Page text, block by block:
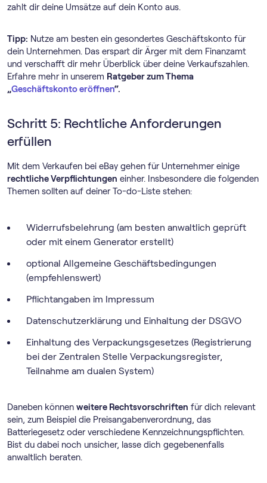
zahlt dir deine Umsätze auf dein Konto aus.
Tipp: Nutze am besten ein gesondertes Geschäftskonto für
dein Unternehmen. Das erspart dir Ärger mit dem Finanzamt
und verschafft dir mehr Überblick über deine Verkaufszahlen.
Erfahre mehr in unserem Ratgeber zum Thema
„Geschäftskonto eröffnen“.
Schritt 5: Rechtliche Anforderungen
erfüllen
Mit dem Verkaufen bei eBay gehen für Unternehmer einige
rechtliche Verpflichtungen einher. Insbesondere die folgenden
Themen sollten auf deiner To-do-Liste stehen:
Widerrufsbelehrung (am besten anwaltlich geprüft
oder mit einem Generator erstellt)
optional Allgemeine Geschäftsbedingungen
(empfehlenswert)
Pflichtangaben im Impressum
Datenschutzerklärung und Einhaltung der DSGVO
Einhaltung des Verpackungsgesetzes (Registrierung
bei der Zentralen Stelle Verpackungsregister,
Teilnahme am dualen System)
Daneben können weitere Rechtsvorschriften für dich relevant
sein, zum Beispiel die Preisangabenverordnung, das
Batteriegesetz oder verschiedene Kennzeichnungspflichten.
Bist du dabei noch unsicher, lasse dich gegebenenfalls
anwaltlich beraten.